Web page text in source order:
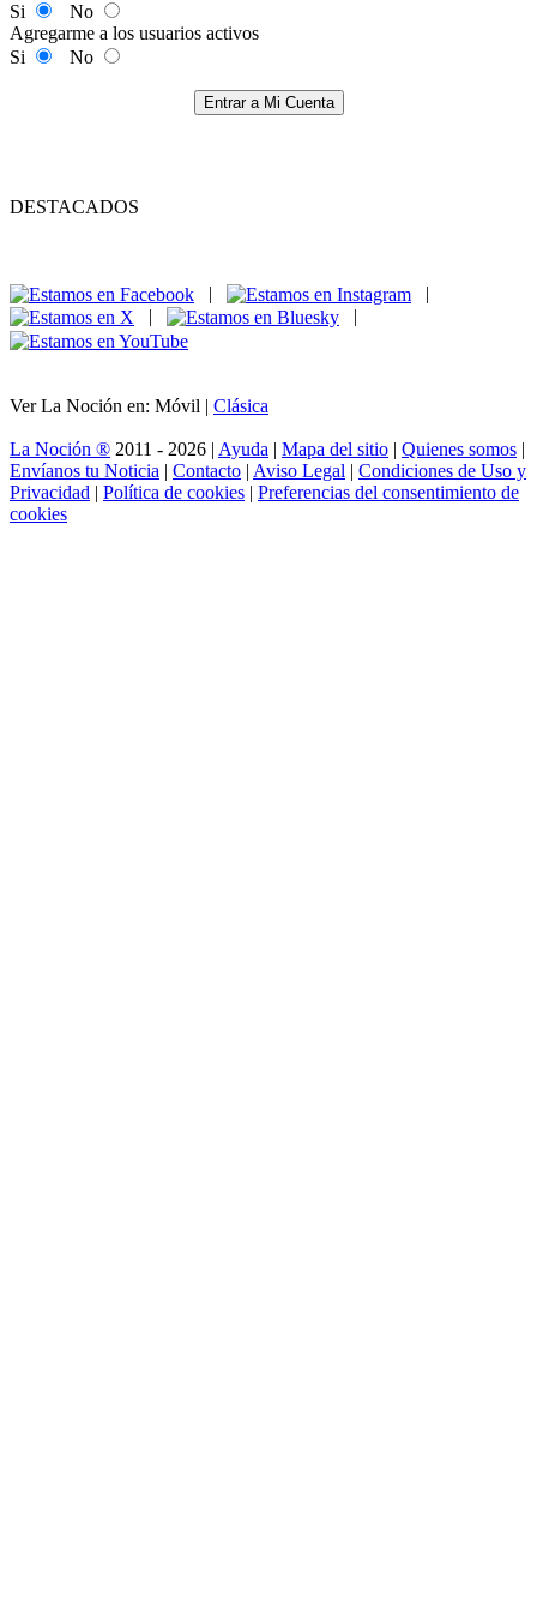
Si
No
Agregarme a los usuarios activos
Si
No
Entrar a Mi Cuenta
DESTACADOS
|
|
|
|
Ver La Noción en: Móvil | Clásica
La Noción ® 2011 - 2026 | Ayuda | Mapa del sitio | Quienes somos |
Envíanos tu Noticia | Contacto | Aviso Legal | Condiciones de Uso y
Privacidad | Política de cookies | Preferencias del consentimiento de
cookies